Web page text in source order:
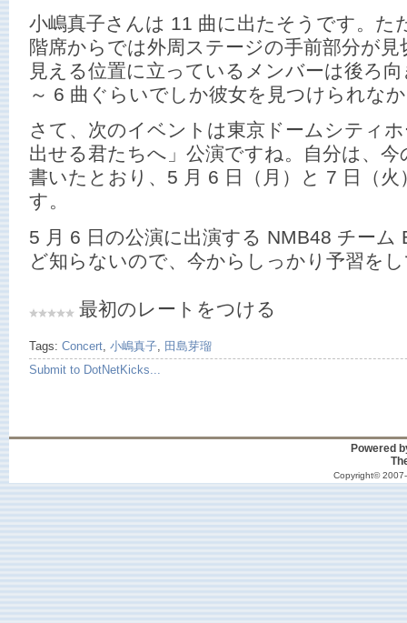
小嶋真子さんは 11 曲に出たそうです。た
階席からでは外周ステージの手前部分が
見える位置に立っているメンバーは後ろ
～ 6 曲ぐらいでしか彼女を見つけられな
さて、次のイベントは東京ドームシティ
出せる君たちへ」公演ですね。自分は、今
書いたとおり、5 月 6 日（月）と 7 日（
す。
5 月 6 日の公演に出演する NMB48 チー
ど知らないので、今からしっかり予習を
最初のレートをつける
Tags: Concert, 小嶋真子, 田島芽瑠
Submit to DotNetKicks...
Powered
Copyright©